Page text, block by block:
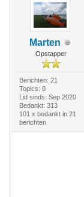
Marten
Opstapper
Berichten: 21
Topics: 0
Lid sinds: Sep 2020
Bedankt: 313
101 x bedankt in 21
berichten